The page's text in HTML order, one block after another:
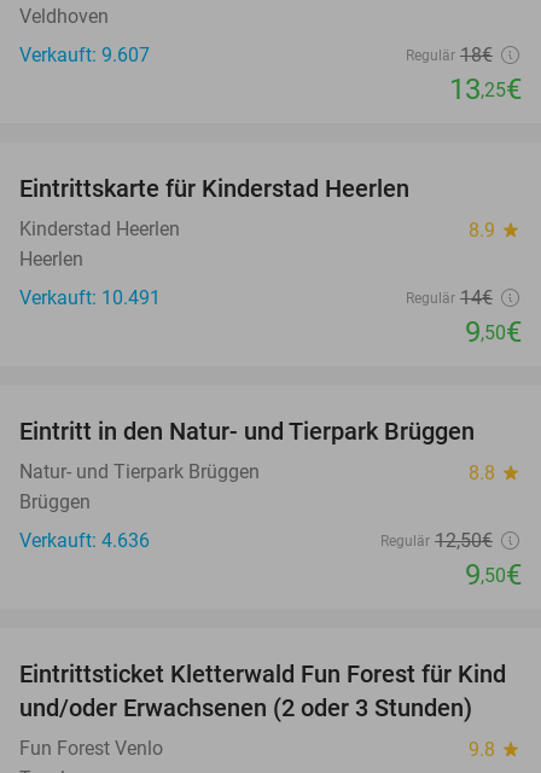
Veldhoven
Verkauft: 9.607
Regulär 18€
13,25€
Eintrittskarte für Kinderstad Heerlen
Kinderstad Heerlen 8.9 star
Heerlen
Verkauft: 10.491
Regulär 14€
9,50€
24%
Eintritt in den Natur- und Tierpark Brüggen
Natur- und Tierpark Brüggen 8.8 star
Brüggen
Verkauft: 4.636
Regulär 12,50€
9,50€
20%
Eintrittsticket Kletterwald Fun Forest für Kind
und/oder Erwachsenen (2 oder 3 Stunden)
Fun Forest Venlo 9.8 star